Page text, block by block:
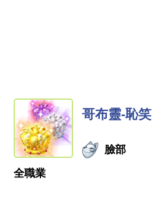
哥布靈-恥笑
臉部
全職業